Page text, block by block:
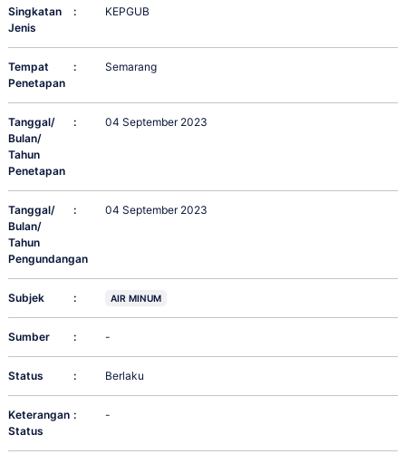
Singkatan
Jenis
: KEPGUB
Tempat
Penetapan
: Semarang
Tanggal/
Bulan/
Tahun
Penetapan
: 04 September 2023
Tanggal/
Bulan/
Tahun
Pengundangan
: 04 September 2023
Subjek : AIR MINUM
Sumber : -
Status : Berlaku
Keterangan
Status
: -